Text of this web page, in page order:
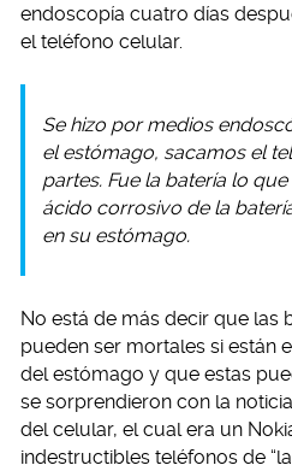
endoscopía cuatro días
el teléfono celular.
Se hizo por medios
el estómago, sacamos el
partes. Fue la batería lo
ácido corrosivo de la
en su estómago.
No está de más decir que las
pueden ser mortales si están
del estómago y que estas
se sorprendieron con la
del celular, el cual era un
indestructibles teléfonos de